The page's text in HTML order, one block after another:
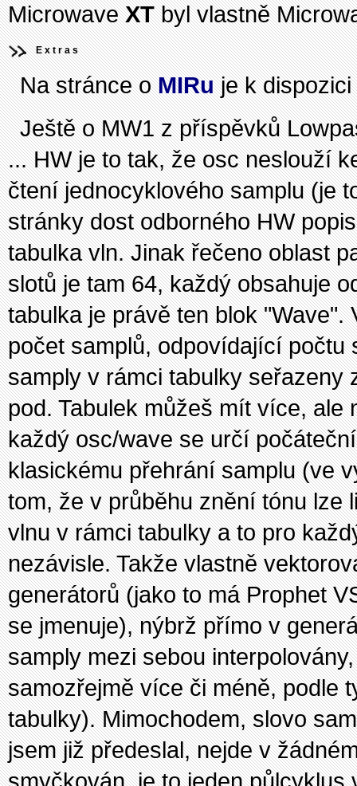
MicrowaveXTbyl vlastně
Extras
Na stránce oMIRuje k dispozici
Ještě o MW1 z příspěvků
... HW je to tak, že osc neslouží
čtení jednocyklového samplu (je
stránky dost odborného HW
tabulka vln. Jinak řečeno oblast
slotů je tam 64, každý obsahuje
tabulka je právě ten blok "Wave".
počet samplů, odpovídající počtu
samply v rámci tabulky seřazeny
pod. Tabulek můžeš mít více, ale
každý osc/wave se určí
klasickému přehrání samplu (ve
tom, že v průběhu znění tónu lze
vlnu v rámci tabulky a to pro
nezávisle. Takže vlastně
generátorů (jako to má Prophet
se jmenuje), nýbrž přímo v
samply mezi sebou
samozřejmě více či méně, podle
tabulky). Mimochodem, slovo
jsem již předeslal, nejde v